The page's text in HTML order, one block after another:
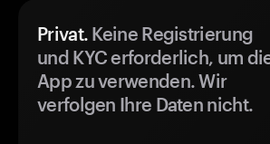
Privat. Keine Registrierung
und KYC erforderlich, um
App zu verwenden. Wir
verfolgen Ihre Daten nicht.